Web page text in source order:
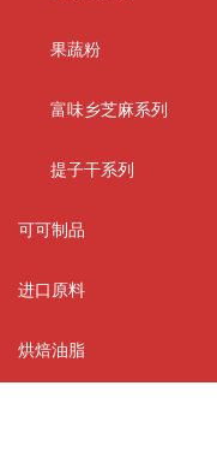
果蔬粉
富味乡芝麻系列
提子干系列
可可制品
进口原料
烘焙油脂